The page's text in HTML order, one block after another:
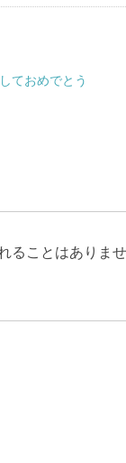
ておめでとう
ることはありませ